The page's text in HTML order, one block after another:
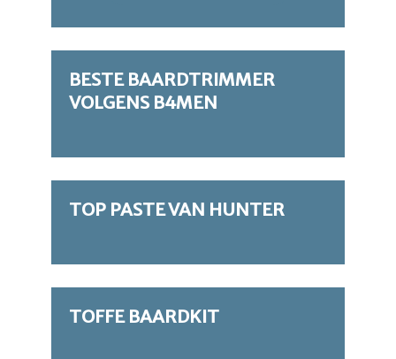
BESTE BAARDTRIMMER
VOLGENS B4MEN
TOP PASTE VAN HUNTER
TOFFE BAARDKIT